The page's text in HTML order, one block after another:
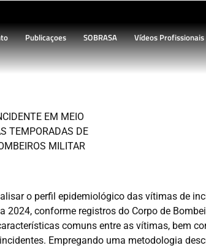
Publicaçoes SOBRASA Vídeos Profissionais
EM MEIO
TEMPORADAS DE
MILITAR
o perfil epidemiológico das vítimas de
2024, conforme registros do Corpo de
comuns entre as vítimas, bem
Empregando uma metodologia